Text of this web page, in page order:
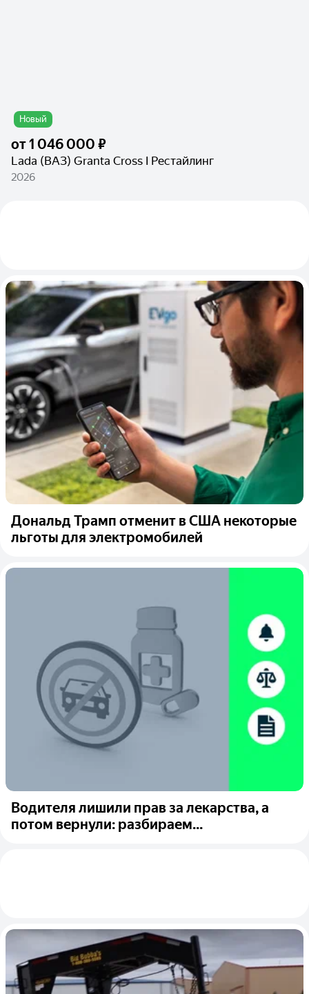
Новый
от1 046 000 ₽
Lada (ВАЗ) Granta Cross I Рестайлинг
2026
Дональд Трамп отменит в США некоторые
льготы для электромобилей
Водителя лишили прав за лекарства, а
потом вернули: разбираем...